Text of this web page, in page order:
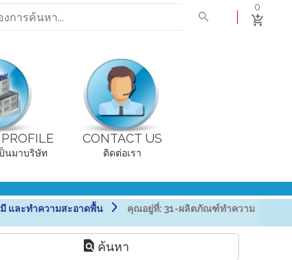
0
นมาบริษัท
CONTACT US
ติดต่อเรา
มี และทำความสะอาดพื้น คุณอยู่ที่: 31-ผลิตภัณฑ์ทำความ
ค้นหา